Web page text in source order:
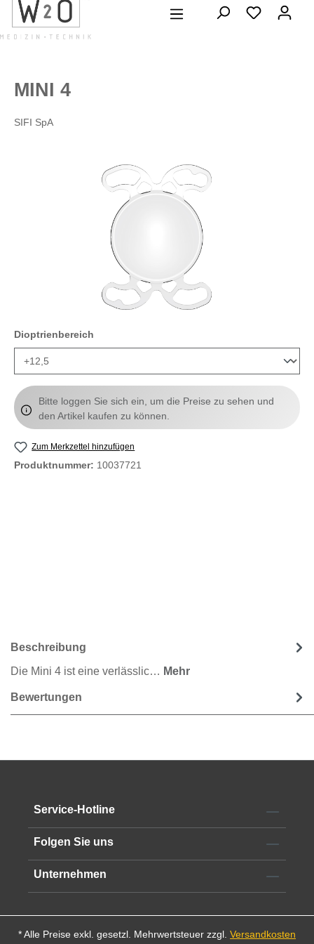
springen
MINI 4
SIFI SpA
Bildergalerie überspringen
Dioptrienbereich
Bitte loggen Sie sich ein, um die Preise zu sehen und
den Artikel kaufen zu können.
Zum Merkzettel hinzufügen
Produktnummer: 10037721
Beschreibung
Die Mini 4 ist eine verlässlic… Mehr
Bewertungen
Service-Hotline
Folgen Sie uns
Unternehmen
* Alle Preise exkl. gesetzl. Mehrwertsteuer zzgl. Versandkosten